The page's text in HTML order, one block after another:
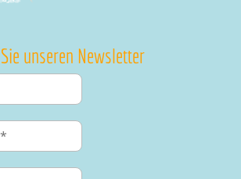
unseren Newsletter